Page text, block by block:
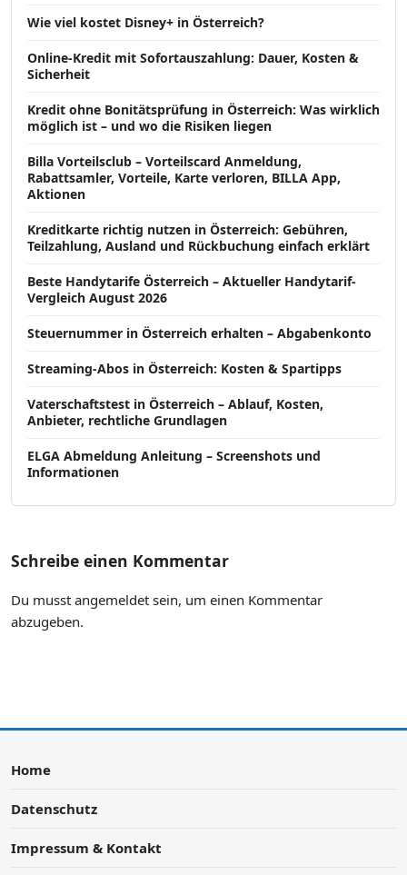
Wie viel kostet Disney+ in Österreich?
Online-Kredit mit Sofortauszahlung: Dauer, Kosten &
Sicherheit
Kredit ohne Bonitätsprüfung in Österreich: Was wirklich
möglich ist – und wo die Risiken liegen
Billa Vorteilsclub – Vorteilscard Anmeldung,
Rabattsamler, Vorteile, Karte verloren, BILLA App,
Aktionen
Kreditkarte richtig nutzen in Österreich: Gebühren,
Teilzahlung, Ausland und Rückbuchung einfach erklärt
Beste Handytarife Österreich – Aktueller Handytarif-
Vergleich August 2026
Steuernummer in Österreich erhalten – Abgabenkonto
Streaming-Abos in Österreich: Kosten & Spartipps
Vaterschaftstest in Österreich – Ablauf, Kosten,
Anbieter, rechtliche Grundlagen
ELGA Abmeldung Anleitung – Screenshots und
Informationen
Schreibe einen Kommentar
Du musst angemeldet sein, um einen Kommentar
abzugeben.
Home
Datenschutz
Impressum & Kontakt